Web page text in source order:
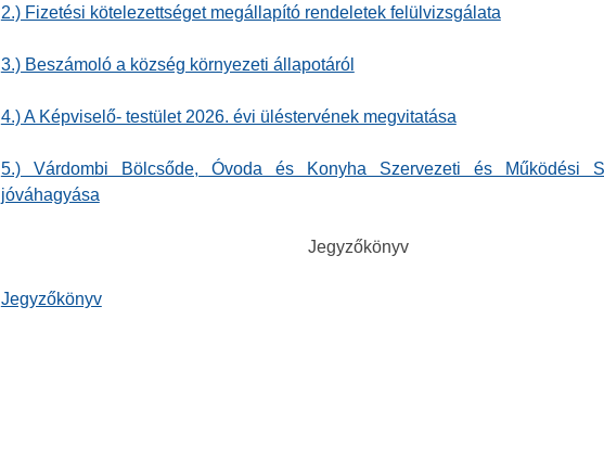
2.) Fizetési kötelezettséget megállapító rendeletek felülvizsgálata
3.) Beszámoló a község környezeti állapotáról
4.) A Képviselő- testület 2026. évi üléstervének megvitatása
5.) Várdombi Bölcsőde, Óvoda és Konyha Szervezeti és Működési
jóváhagyása
Jegyzőkönyv
Jegyzőkönyv